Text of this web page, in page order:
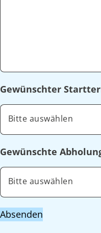
Gewünschter
Bitte auswählen
Gewünschte
Bitte auswählen
Absenden